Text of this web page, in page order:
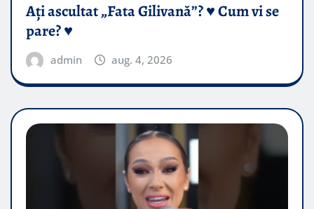
Ați ascultat „Fata Gilivană”? ♥️ Cum vi se
pare? ♥️
admin aug. 4, 2026